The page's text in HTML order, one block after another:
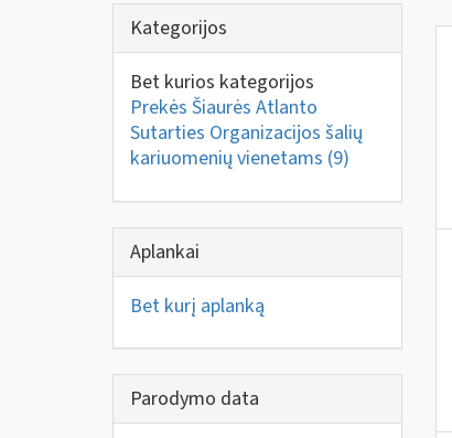
Kategorijos
Bet kurios kategorijos
Prekės Šiaurės Atlanto
Sutarties Organizacijos šalių
kariuomenių vienetams (9)
Aplankai
Bet kurį aplanką
Parodymo data